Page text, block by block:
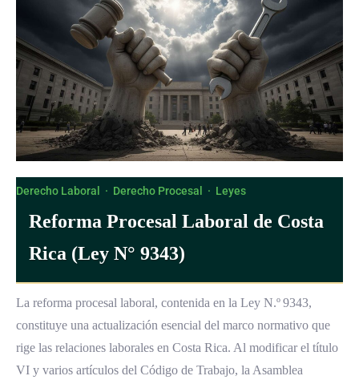
Derecho Laboral · Derecho Procesal · Leyes
Reforma Procesal Laboral de Costa
Rica (Ley N° 9343)
La reforma procesal laboral, contenida en la Ley N.º 9343,
constituye una actualización esencial del marco normativo que
rige las relaciones laborales en Costa Rica. Al modificar el título
VI y varios artículos del Código de Trabajo, la Asamblea